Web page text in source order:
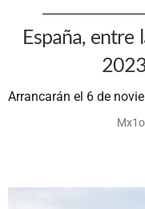
España, entre
Arrancarán el 6 de